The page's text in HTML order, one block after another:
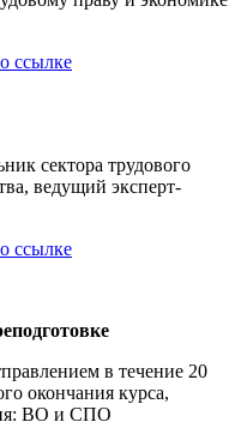
ссылке
сектора трудового
ведущий эксперт-
ссылке
в течение 20
окончания курса,
ВО и СПО